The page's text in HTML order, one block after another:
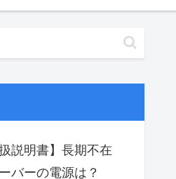
説明書】長期不在
バーの電源は？